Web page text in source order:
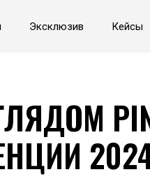
Эксклюзив Кейсы